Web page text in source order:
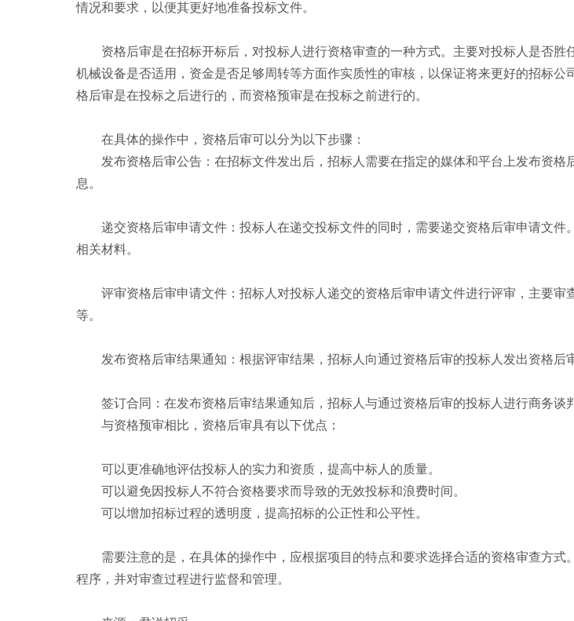
情况和要求，以便其更好地准备投标文件。
资格后审是在招标开标后，对投标人进行资格审查的一种方式。主要对投标人是否
机械设备是否适用，资金是否足够周转等方面作实质性的审核，以保证将来更好的招标
格后审是在投标之后进行的，而资格预审是在投标之前进行的。
在具体的操作中，资格后审可以分为以下步骤：
发布资格后审公告：在招标文件发出后，招标人需要在指定的媒体和平台上发布资
息。
递交资格后审申请文件：投标人在递交投标文件的同时，需要递交资格后审申请文
相关材料。
评审资格后审申请文件：招标人对投标人递交的资格后审申请文件进行评审，主要
等。
发布资格后审结果通知：根据评审结果，招标人向通过资格后审的投标人发出资格后
签订合同：在发布资格后审结果通知后，招标人与通过资格后审的投标人进行商务谈
与资格预审相比，资格后审具有以下优点：
可以更准确地评估投标人的实力和资质，提高中标人的质量。
可以避免因投标人不符合资格要求而导致的无效投标和浪费时间。
可以增加招标过程的透明度，提高招标的公正性和公平性。
需要注意的是，在具体的操作中，应根据项目的特点和要求选择合适的资格审查方
程序，并对审查过程进行监督和管理。